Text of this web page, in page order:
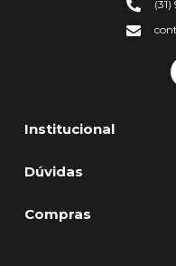
Institucional
Dúvidas
Compras